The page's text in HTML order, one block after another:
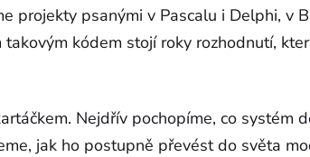
projekty psanými v Pascalu i Delphi, v
takovým kódem stojí roky rozhodnutí,
Nejdřív pochopíme, co systém
jak ho postupně převést do světa